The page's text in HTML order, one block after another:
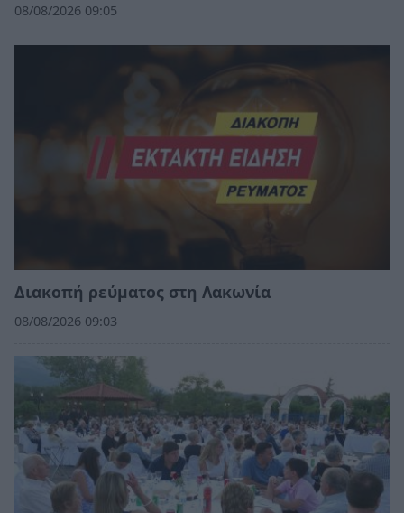
08/08/2026 09:05
Διακοπή ρεύματος στη Λακωνία
08/08/2026 09:03